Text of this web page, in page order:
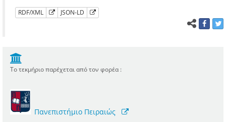
RDF/XML JSON-LD
Το τεκμήριο παρέχεται από τον φορέα :
Πανεπιστήμιο Πειραιώς